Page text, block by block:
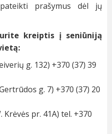
prašymus dėl jų
kreiptis į seniūniją
g. 132) +370 (37) 39
g. 7) +370 (37) 20
pr. 41A) tel. +370